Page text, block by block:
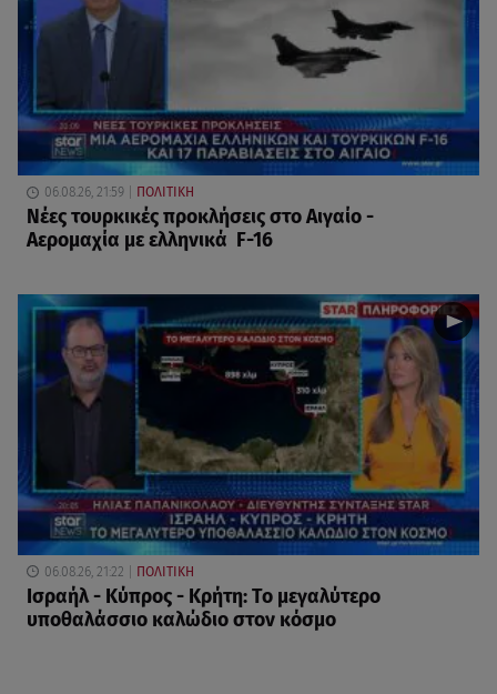
06.08.26, 21:59 ΠΟΛΙΤΙΚΗ
Νέες τουρκικές προκλήσεις στο Αιγαίο -
Αερομαχία με ελληνικά F-16
06.08.26, 21:22 ΠΟΛΙΤΙΚΗ
Ισραήλ - Κύπρος - Κρήτη: Το μεγαλύτερο
υποθαλάσσιο καλώδιο στον κόσμο